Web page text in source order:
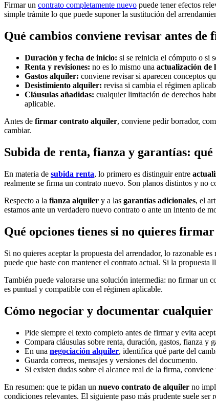
Firmar un contrato completamente nuevo puede tener efectos
simple trámite lo que puede suponer la sustitución del
Qué cambios conviene revisar antes de
Duración y fecha de inicio: si se reinicia el cómputo o si
Renta y revisiones: no es lo mismo una actualización de
Gastos alquiler: conviene revisar si aparecen conceptos
Desistimiento alquiler: revisa si cambia el régimen
Cláusulas añadidas: cualquier limitación de derechos
aplicable.
Antes de firmar contrato alquiler, conviene pedir borrador,
cambiar.
Subida de renta, fianza y garantías:
En materia de subida renta, lo primero es distinguir entre
realmente se firma un contrato nuevo. Son planos distintos y no
Respecto a la fianza alquiler y a las garantías adicionales, el
estamos ante un verdadero nuevo contrato o ante un intento de
Qué opciones tienes si no quieres firmar
Si no quieres aceptar la propuesta del arrendador, lo razonable
puede que baste con mantener el contrato actual. Si la
También puede valorarse una solución intermedia: no firmar un
es puntual y compatible con el régimen aplicable.
Cómo negociar y documentar
Pide siempre el texto completo antes de firmar y evita
Compara cláusulas sobre renta, duración, gastos, fianza y
En una negociación alquiler, identifica qué parte del
Guarda correos, mensajes y versiones del documento.
Si existen dudas sobre el alcance real de la firma,
En resumen: que te pidan un nuevo contrato de alquiler no
condiciones relevantes. El siguiente paso más prudente suele